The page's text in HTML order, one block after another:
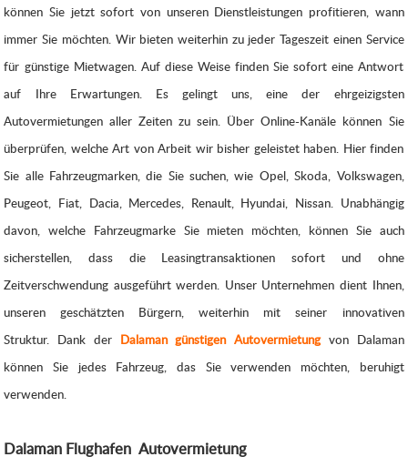
können Sie jetzt sofort von unseren Dienstleistungen profitieren, wann
immer Sie möchten. Wir bieten weiterhin zu jeder Tageszeit einen Service
für günstige Mietwagen. Auf diese Weise finden Sie sofort eine Antwort
auf Ihre Erwartungen. Es gelingt uns, eine der ehrgeizigsten
Autovermietungen aller Zeiten zu sein. Über Online-Kanäle können Sie
überprüfen, welche Art von Arbeit wir bisher geleistet haben. Hier finden
Sie alle Fahrzeugmarken, die Sie suchen, wie Opel, Skoda, Volkswagen,
Peugeot, Fiat, Dacia, Mercedes, Renault, Hyundai, Nissan. Unabhängig
davon, welche Fahrzeugmarke Sie mieten möchten, können Sie auch
sicherstellen, dass die Leasingtransaktionen sofort und ohne
Zeitverschwendung ausgeführt werden. Unser Unternehmen dient Ihnen,
unseren geschätzten Bürgern, weiterhin mit seiner innovativen
Struktur. Dank der Dalaman günstigen Autovermietungvon Dalaman
können Sie jedes Fahrzeug, das Sie verwenden möchten, beruhigt
verwenden.
Dalaman Flughafen Autovermietung